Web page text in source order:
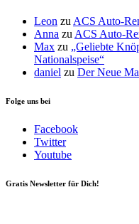
Leon zu ACS Auto-
Anna zu ACS Auto-
Max zu „Geliebte
Nationalspeise“
daniel zu Der Neue
Folge uns bei
Facebook
Twitter
Youtube
Gratis Newsletter für Dich!